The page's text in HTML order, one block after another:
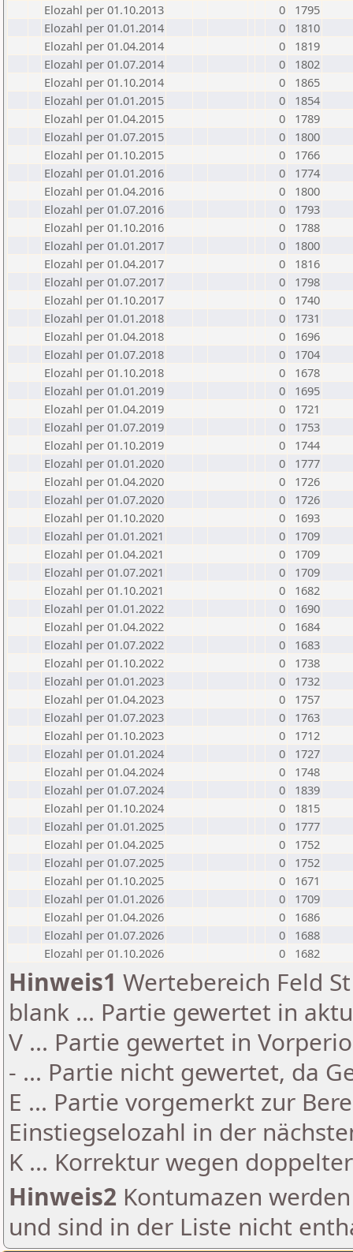
Elozahl per 01.10.2013
0
1795
Elozahl per 01.01.2014
0
1810
Elozahl per 01.04.2014
0
1819
Elozahl per 01.07.2014
0
1802
Elozahl per 01.10.2014
0
1865
Elozahl per 01.01.2015
0
1854
Elozahl per 01.04.2015
0
1789
Elozahl per 01.07.2015
0
1800
Elozahl per 01.10.2015
0
1766
Elozahl per 01.01.2016
0
1774
Elozahl per 01.04.2016
0
1800
Elozahl per 01.07.2016
0
1793
Elozahl per 01.10.2016
0
1788
Elozahl per 01.01.2017
0
1800
Elozahl per 01.04.2017
0
1816
Elozahl per 01.07.2017
0
1798
Elozahl per 01.10.2017
0
1740
Elozahl per 01.01.2018
0
1731
Elozahl per 01.04.2018
0
1696
Elozahl per 01.07.2018
0
1704
Elozahl per 01.10.2018
0
1678
Elozahl per 01.01.2019
0
1695
Elozahl per 01.04.2019
0
1721
Elozahl per 01.07.2019
0
1753
Elozahl per 01.10.2019
0
1744
Elozahl per 01.01.2020
0
1777
Elozahl per 01.04.2020
0
1726
Elozahl per 01.07.2020
0
1726
Elozahl per 01.10.2020
0
1693
Elozahl per 01.01.2021
0
1709
Elozahl per 01.04.2021
0
1709
Elozahl per 01.07.2021
0
1709
Elozahl per 01.10.2021
0
1682
Elozahl per 01.01.2022
0
1690
Elozahl per 01.04.2022
0
1684
Elozahl per 01.07.2022
0
1683
Elozahl per 01.10.2022
0
1738
Elozahl per 01.01.2023
0
1732
Elozahl per 01.04.2023
0
1757
Elozahl per 01.07.2023
0
1763
Elozahl per 01.10.2023
0
1712
Elozahl per 01.01.2024
0
1727
Elozahl per 01.04.2024
0
1748
Elozahl per 01.07.2024
0
1839
Elozahl per 01.10.2024
0
1815
Elozahl per 01.01.2025
0
1777
Elozahl per 01.04.2025
0
1752
Elozahl per 01.07.2025
0
1752
Elozahl per 01.10.2025
0
1671
Elozahl per 01.01.2026
0
1709
Elozahl per 01.04.2026
0
1686
Elozahl per 01.07.2026
0
1688
Elozahl per 01.10.2026
0 1682
Hinweis1 Wertebereich Feld
blank ... Partie gewertet in
V ... Partie gewertet in
- ... Partie nicht gewertet, da
E ... Partie vorgemerkt zur
Einstiegselozahl in der
K ... Korrektur wegen
Hinweis2 Kontumazen
und sind in der Liste nicht